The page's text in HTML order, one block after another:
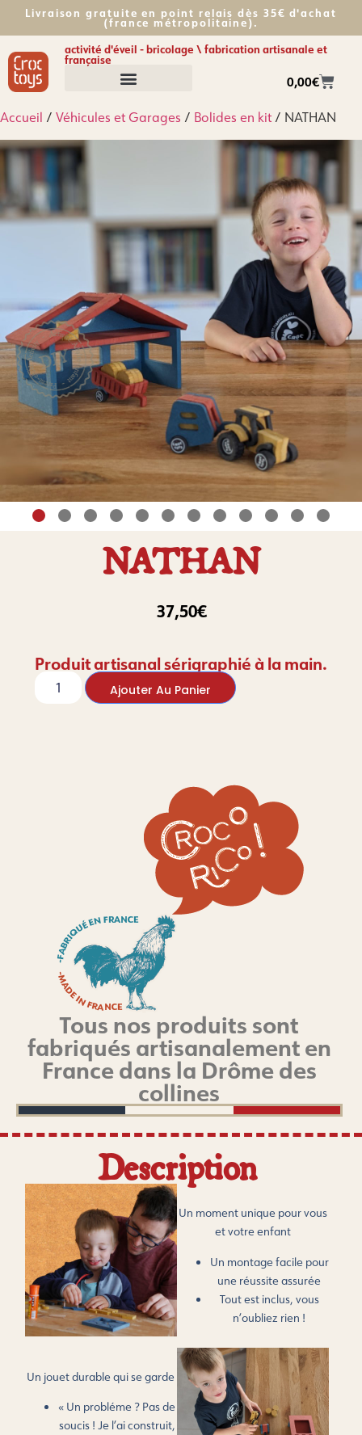
Livraison gratuite en point relais dès 35€ d'achat
(france métropolitaine).​
activité d'éveil - bricolage \ fabrication artisanale et
française
0,00€
Accueil / Véhicules et Garages / Bolides en kit / NATHAN
NATHAN
37,50€
Produit artisanal sérigraphié à la main.
Ajouter Au Panier
Tous nos produits sont
fabriqués artisanalement en
France dans la Drôme des
collines
Description
Un moment unique pour vous
et votre enfant
Un montage facile pour
une réussite assurée
Tout est inclus, vous
n’oubliez rien !
Un jouet durable qui se garde
« Un probléme ? Pas de
soucis ! Je l’ai construit,